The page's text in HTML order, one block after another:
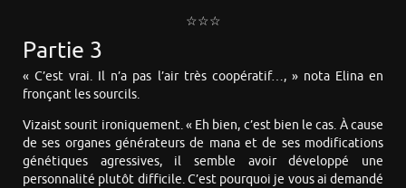
☆☆☆
Partie 3
« C’est vrai. Il n’a pas l’air très coopératif…, » nota Elina en
fronçant les sourcils.
Vizaist sourit ironiquement. « Eh bien, c’est bien le cas. À cause
de ses organes générateurs de mana et de ses modifications
génétiques agressives, il semble avoir développé une
personnalité plutôt difficile. C’est pourquoi je vous ai demandé